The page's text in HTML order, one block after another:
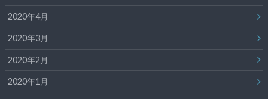
2020年4月
2020年3月
2020年2月
2020年1月